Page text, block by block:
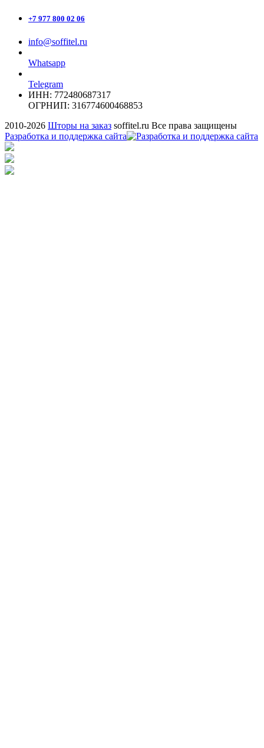
+7 977 800 02 06
info@soffitel.ru
Whatsapp
Telegram
ИНН: 772480687317
ОГРНИП: 316774600468853
2010-2026 Шторы на заказ soffitel.ru Все права защищены
Разработка и поддержка сайта